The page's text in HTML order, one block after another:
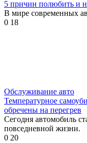
5 причин полюбить и
В мире современных
0 18
Обслуживание авто
Температурное
обречены на перегрев
Сегодня автомобиль
повседневной жизни.
0 20